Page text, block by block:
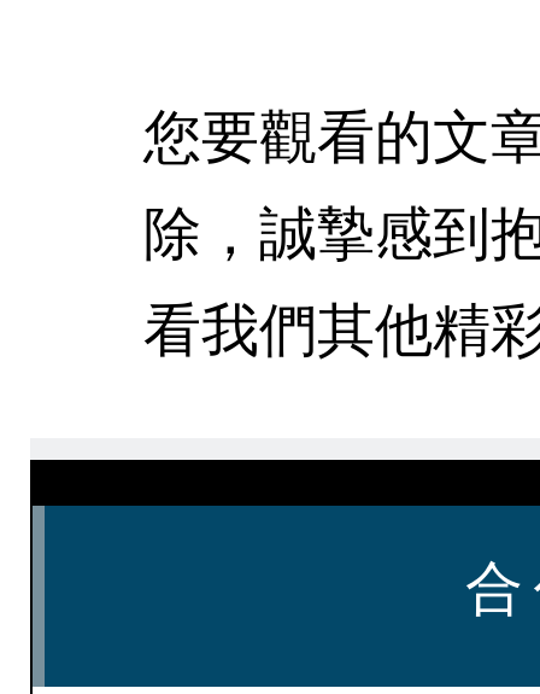
您要觀看的文
除，誠摯感到
看我們其他精
合